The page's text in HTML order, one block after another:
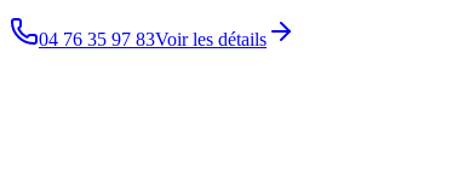
04 76 35 97 83Voir les détails